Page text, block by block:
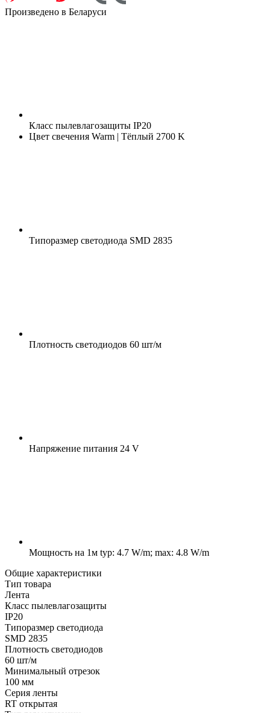
Произведено в Беларуси
Класс пылевлагозащиты IP20
Цвет свечения Warm | Тёплый 2700 K
Типоразмер светодиода SMD 2835
Плотность светодиодов 60 шт/м
Напряжение питания 24 V
Мощность на 1м typ: 4.7 W/m; max: 4.8 W/m
Общие характеристики
Тип товара
Лента
Класс пылевлагозащиты
IP20
Типоразмер светодиода
SMD 2835
Плотность светодиодов
60 шт/м
Минимальный отрезок
100 мм
Серия ленты
RT открытая